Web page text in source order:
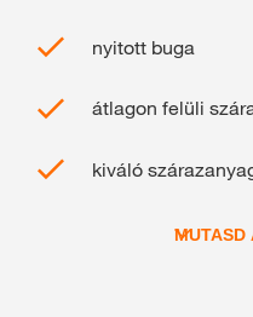
nyitott buga
átlagon felüli
kiváló
MUTASD